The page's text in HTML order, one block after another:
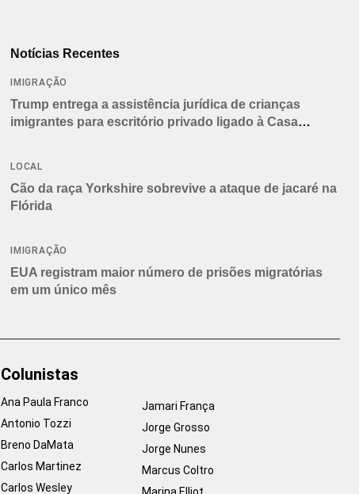
Notícias Recentes
IMIGRAÇÃO
Trump entrega a assistência jurídica de crianças
imigrantes para escritório privado ligado à Casa
LOCAL
Cão da raça Yorkshire sobrevive a ataque de jacaré na
Flórida
IMIGRAÇÃO
EUA registram maior número de prisões migratórias
em um único mês
Colunistas
Ana Paula Franco
Antonio Tozzi
Breno DaMata
Carlos Martinez
Carlos Wesley
Jamari França
Jorge Grosso
Jorge Nunes
Marcus Coltro